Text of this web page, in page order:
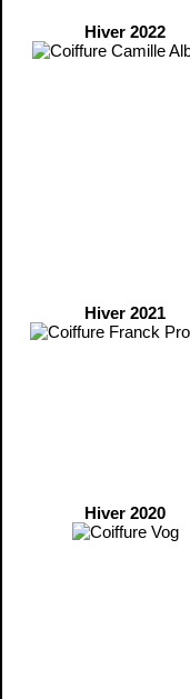
Hiver 2022
Hiver 2021
Hiver 2020